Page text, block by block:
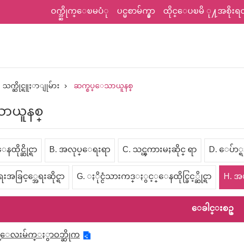
ဝက္ဘ္ဆိုက္ေၿမပံု ပင္မစာမ်က္နွာ ထိုင္ေပၿမိ ု႔အစိုးရတ
သက္ဆိုင္ရူႈာျုမ်ား ဆက္စပ္ေသာယူနစ္
ယူနစ္
နထိုင္ဆိုင္ရာ B. အလုပ္ေရးရာ C. သင္ၾကားမႈဆိုင္ ရာ D. ေပ်ာ္ရ
ခြင့္အေရးဆိုင္ရာ G. ႏိုင္ငံသားကဒ္ႏွင့္ေနထိုင္ခြင့္ဆိုင္ရာ H. အ
ေခါင္းစဥ္
ေလးမ်က္ႏွာဝဘ္ဆိုက